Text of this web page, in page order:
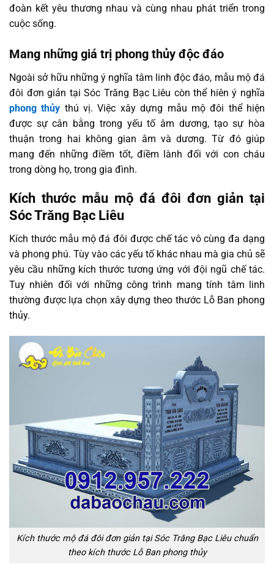
đoàn kết yêu thương nhau và cùng nhau phát triển trong
cuộc sống.
Mang những giá trị phong thủy độc đáo
Ngoài sở hữu những ý nghĩa tâm linh độc đáo, mẫu mộ đá
đôi đơn giản tại Sóc Trăng Bạc Liêu còn thể hiên ý nghĩa
phong thủy thú vị. Việc xây dựng mẫu mộ đôi thể hiện
được sự cân bằng trong yếu tố âm dương, tạo sự hòa
thuận trong hai không gian âm và dương. Từ đó giúp
mang đến những điềm tốt, điềm lành đối với con cháu
trong dòng họ, trong gia đình.
Kích thước mẫu mộ đá đôi đơn giản tại
Sóc Trăng Bạc Liêu
Kích thước mẫu mộ đá đôi được chế tác vô cùng đa dạng
và phong phú. Tùy vào các yếu tố khác nhau mà gia chủ sẽ
yêu cầu những kích thước tương ứng với đội ngũ chế tác.
Tuy nhiên đối với những công trình mang tính tâm linh
thường được lựa chọn xây dựng theo thước Lỗ Ban phong
thủy.
Kích thước mộ đá đôi đơn giản tại Sóc Trăng Bạc Liêu chuẩn
theo kích thước Lỗ Ban phong thủy